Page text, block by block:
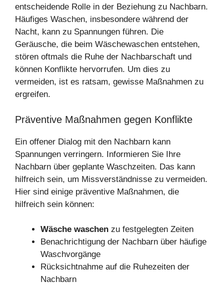
entscheidende Rolle in der Beziehung zu Nachbarn.
Häufiges Waschen, insbesondere während der
Nacht, kann zu Spannungen führen. Die
Geräusche, die beim Wäschewaschen entstehen,
stören oftmals die Ruhe der Nachbarschaft und
können Konflikte hervorrufen. Um dies zu
vermeiden, ist es ratsam, gewisse Maßnahmen zu
ergreifen.
Präventive Maßnahmen gegen Konflikte
Ein offener Dialog mit den Nachbarn kann
Spannungen verringern. Informieren Sie Ihre
Nachbarn über geplante Waschzeiten. Das kann
hilfreich sein, um Missverständnisse zu vermeiden.
Hier sind einige präventive Maßnahmen, die
hilfreich sein können:
Wäsche waschen zu festgelegten Zeiten
Benachrichtigung der Nachbarn über häufige
Waschvorgänge
Rücksichtnahme auf die Ruhezeiten der
Nachbarn